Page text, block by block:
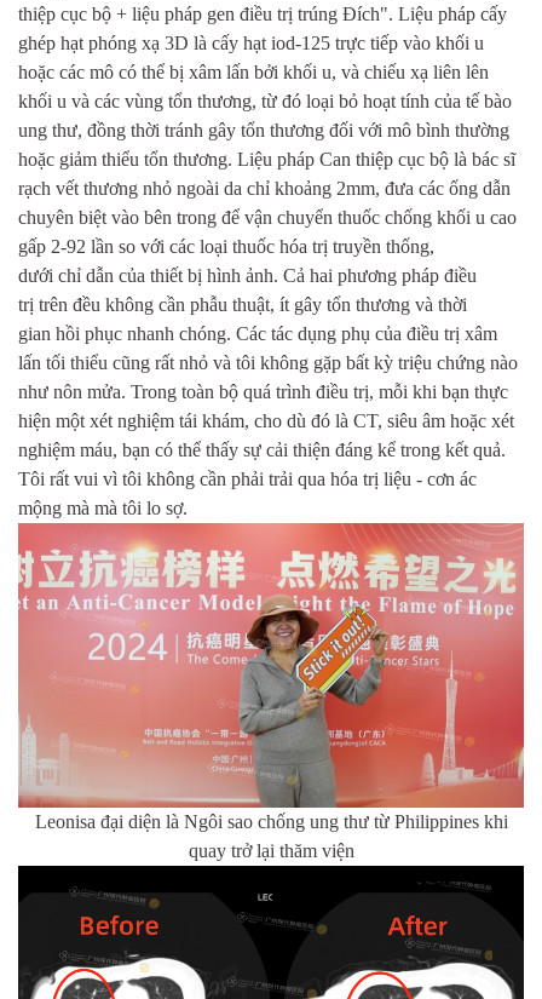
thiệp cục bộ + liệu pháp gen điều trị trúng Đích". Liệu pháp cấy
ghép hạt phóng xạ 3D là cấy hạt iod-125 trực tiếp vào khối u
hoặc các mô có thể bị xâm lấn bởi khối u, và chiếu xạ liên lên
khối u và các vùng tổn thương, từ đó loại bỏ hoạt tính của tế bào
ung thư, đồng thời tránh gây tổn thương đối với mô bình thường
hoặc giảm thiểu tổn thương. Liệu pháp Can thiệp cục bộ là bác sĩ
rạch vết thương nhỏ ngoài da chỉ khoảng 2mm, đưa các ống dẫn
chuyên biệt vào bên trong để vận chuyển thuốc chống khối u cao
gấp 2-92 lần so với các loại thuốc hóa trị truyền thống,
dưới chỉ dẫn của thiết bị hình ảnh. Cả hai phương pháp điều
trị trên đều không cần phẫu thuật, ít gây tổn thương và thời
gian hồi phục nhanh chóng. Các tác dụng phụ của điều trị xâm
lấn tối thiểu cũng rất nhỏ và tôi không gặp bất kỳ triệu chứng nào
như nôn mửa. Trong toàn bộ quá trình điều trị, mỗi khi bạn thực
hiện một xét nghiệm tái khám, cho dù đó là CT, siêu âm hoặc xét
nghiệm máu, bạn có thể thấy sự cải thiện đáng kể trong kết quả.
Tôi rất vui vì tôi không cần phải trải qua hóa trị liệu - cơn ác
mộng mà mà tôi lo sợ.
Leonisa đại diện là Ngôi sao chống ung thư từ Philippines khi
quay trở lại thăm viện